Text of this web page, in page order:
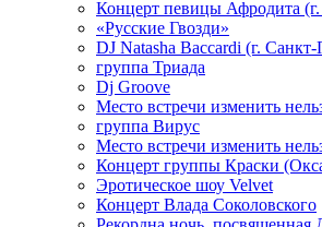
Концерт певицы Афродита
«Русские Гвозди»
DJ Natasha Baccardi (г. Санкт-
группа Триада
Dj Groove
Место встречи изменить
группа Вирус
Место встречи изменить
Концерт группы Краски
Эротическое шоу Velvet
Концерт Влада Соколовского